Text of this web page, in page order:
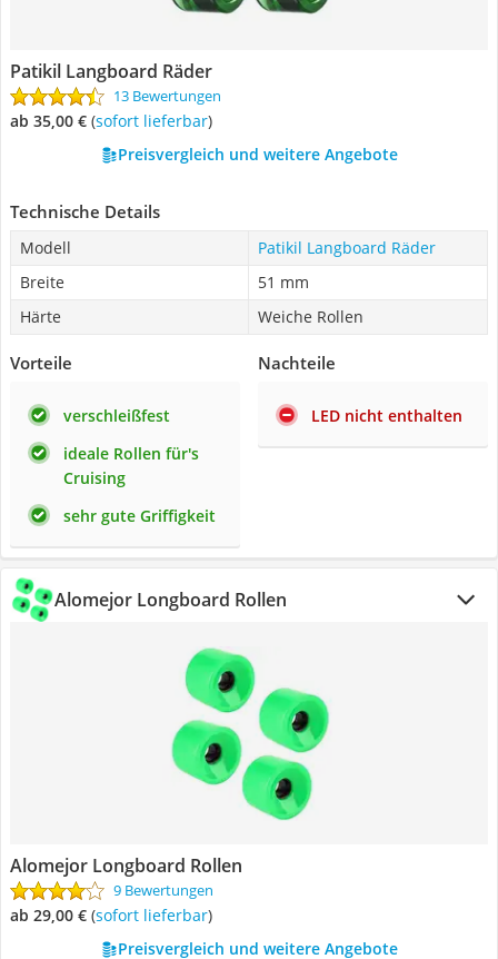
Patikil Langboard Räder
13 Bewertungen
ab 35,00 € ( Sofort lieferbar)
Preisvergleich und weitere Angebote
Technische Details
Modell
Patikil Langboard Räder
Breite
51 mm
Härte
Weiche Rollen
Vorteile
verschleißfest
ideale Rollen für's
Cruising
sehr gute Griffigkeit
Nachteile
LED nicht enthalten
Alomejor Longboard Rollen
Alomejor Longboard Rollen
9 Bewertungen
ab 29,00 € ( Sofort lieferbar)
Preisvergleich und weitere Angebote